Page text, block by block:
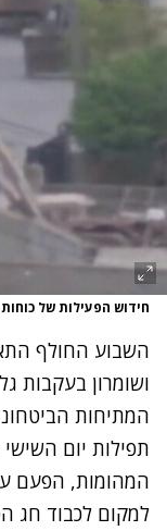
חידוש הפעילות של כוחות
השבוע החולף
ושומרון בעקבות
המתיחות
תפילות יום
המהומות, הפעם
למקום לכבוד חג